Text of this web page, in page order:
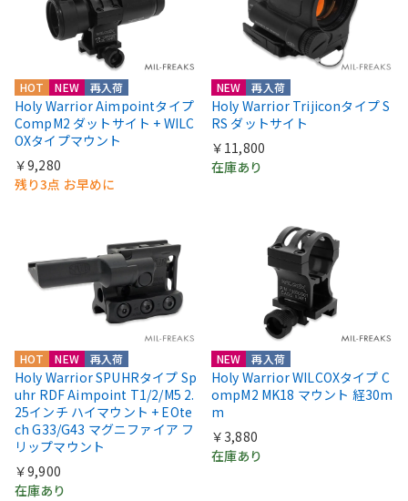
HOT NEW 再入荷
Holy Warrior Aimpointタイプ
CompM2 ダットサイト + WILC
OXタイプマウント
￥9,280
残り3点 お早めに
NEW 再入荷
Holy Warrior Trijiconタイプ S
RS ダットサイト
￥11,800
在庫あり
HOT NEW 再入荷
Holy Warrior SPUHRタイプ Sp
uhr RDF Aimpoint T1/2/M5 2.
25インチ ハイマウント + EOte
ch G33/G43 マグニファイア フ
リップマウント
￥9,900
在庫あり
NEW 再入荷
Holy Warrior WILCOXタイプ C
ompM2 MK18 マウント 経30m
m
￥3,880
在庫あり